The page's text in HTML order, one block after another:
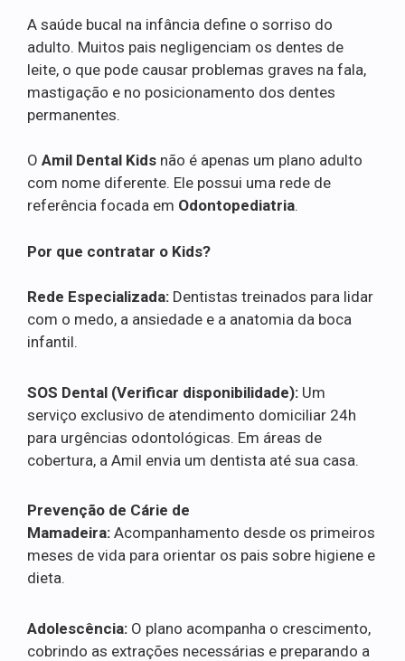
A saúde bucal na infância define o sorriso do
adulto. Muitos pais negligenciam os dentes de
leite, o que pode causar problemas graves na fala,
mastigação e no posicionamento dos dentes
permanentes.
O Amil Dental Kids não é apenas um plano adulto
com nome diferente. Ele possui uma rede de
referência focada em Odontopediatria.
Por que contratar o Kids?
Rede Especializada: Dentistas treinados para lidar
com o medo, a ansiedade e a anatomia da boca
infantil.
SOS Dental (Verificar disponibilidade): Um
serviço exclusivo de atendimento domiciliar 24h
para urgências odontológicas. Em áreas de
cobertura, a Amil envia um dentista até sua casa.
Prevenção de Cárie de
Mamadeira: Acompanhamento desde os primeiros
meses de vida para orientar os pais sobre higiene e
dieta.
Adolescência: O plano acompanha o crescimento,
cobrindo as extrações necessárias e preparando a